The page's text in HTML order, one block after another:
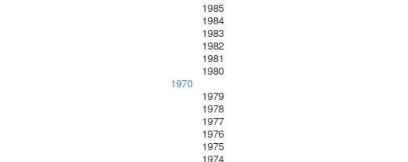
1985
1984
1983
1982
1981
1980
1970
1979
1978
1977
1976
1975
1974